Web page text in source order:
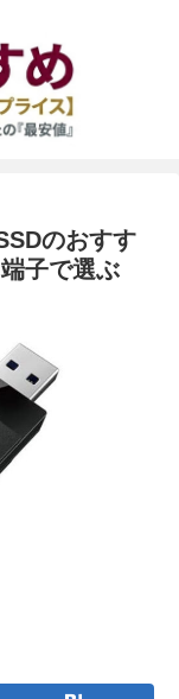
のおすす
子で選ぶ